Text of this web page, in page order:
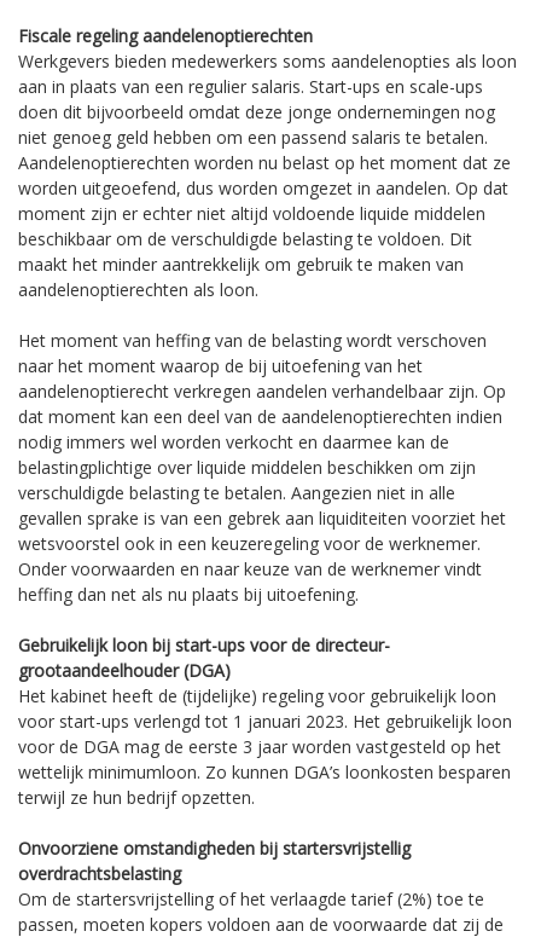
Fiscale regeling aandelenoptierechten
Werkgevers bieden medewerkers soms aandelenopties als loon
aan in plaats van een regulier salaris. Start-ups en scale-ups
doen dit bijvoorbeeld omdat deze jonge ondernemingen nog
niet genoeg geld hebben om een passend salaris te betalen.
Aandelenoptierechten worden nu belast op het moment dat ze
worden uitgeoefend, dus worden omgezet in aandelen. Op dat
moment zijn er echter niet altijd voldoende liquide middelen
beschikbaar om de verschuldigde belasting te voldoen. Dit
maakt het minder aantrekkelijk om gebruik te maken van
aandelenoptierechten als loon.
Het moment van heffing van de belasting wordt verschoven
naar het moment waarop de bij uitoefening van het
aandelenoptierecht verkregen aandelen verhandelbaar zijn. Op
dat moment kan een deel van de aandelenoptierechten indien
nodig immers wel worden verkocht en daarmee kan de
belastingplichtige over liquide middelen beschikken om zijn
verschuldigde belasting te betalen. Aangezien niet in alle
gevallen sprake is van een gebrek aan liquiditeiten voorziet het
wetsvoorstel ook in een keuzeregeling voor de werknemer.
Onder voorwaarden en naar keuze van de werknemer vindt
heffing dan net als nu plaats bij uitoefening.
Gebruikelijk loon bij start-ups voor de directeur-
grootaandeelhouder (DGA)
Het kabinet heeft de (tijdelijke) regeling voor gebruikelijk loon
voor start-ups verlengd tot 1 januari 2023. Het gebruikelijk loon
voor de DGA mag de eerste 3 jaar worden vastgesteld op het
wettelijk minimumloon. Zo kunnen DGA’s loonkosten besparen
terwijl ze hun bedrijf opzetten.
Onvoorziene omstandigheden bij startersvrijstellig
overdrachtsbelasting
Om de startersvrijstelling of het verlaagde tarief (2%) toe te
passen, moeten kopers voldoen aan de voorwaarde dat zij de